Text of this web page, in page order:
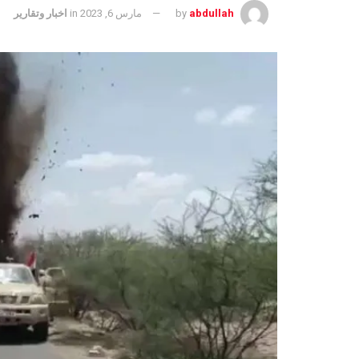
by abdullah مارس 6, 2023 in اخبار وتقارير